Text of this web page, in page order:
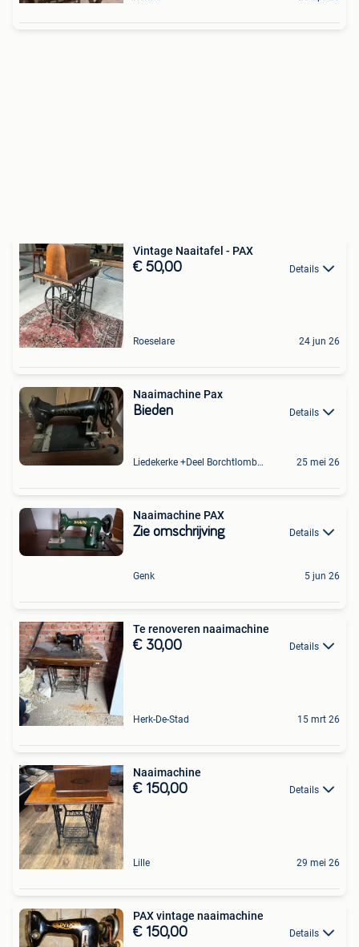
Vintage Naaitafel - PAX
€ 50,00 Details
Roeselare 24 jun 26
Naaimachine Pax
Bieden Details
Liedekerke +Deel Borchtlombeek 25 mei 26
Naaimachine PAX
Zie omschrijving Details
Genk 5 jun 26
Te renoveren naaimachine
€ 30,00 Details
Herk-De-Stad 15 mrt 26
Naaimachine
€ 150,00 Details
Lille 29 mei 26
PAX vintage naaimachine
€ 150,00 Details